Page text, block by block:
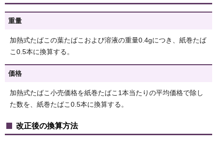
重量
加熱式たばこの葉たばこおよび溶液の重量0.4gにつき、紙巻たば
こ0.5本に換算する。
価格
加熱式たばこ小売価格を紙巻たばこ1本当たりの平均価格で除し
た数を、紙巻たばこ0.5本に換算する。
改正後の換算方法